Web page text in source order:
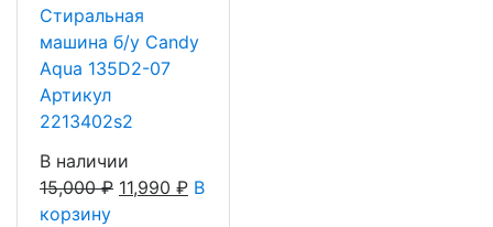
Стиральная
машина б/у Candy
Aqua 135D2-07
Артикул
2213402s2
В наличии
15,000₽ 11,990 ₽ В
корзину